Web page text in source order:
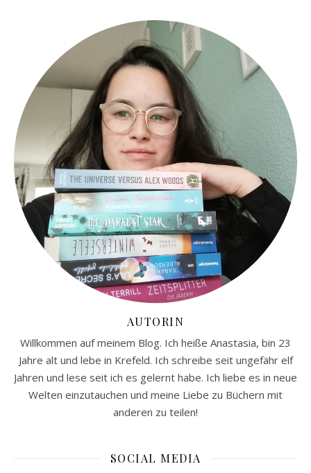
AUTORIN
Willkommen auf meinem Blog. Ich heiße Anastasia, bin 23
Jahre alt und lebe in Krefeld. Ich schreibe seit ungefähr elf
Jahren und lese seit ich es gelernt habe. Ich liebe es in neue
Welten einzutauchen und meine Liebe zu Büchern mit
anderen zu teilen!
SOCIAL MEDIA